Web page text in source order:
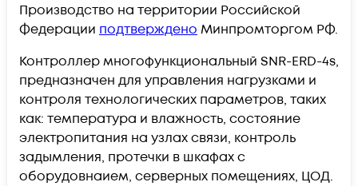
Производство на территории Российской
Федерации подтверждено Минпромторгом РФ.
Контроллер многофункциональный SNR-ERD-4s,
предназначен для управления нагрузками и
контроля технологических параметров, таких
как: температура и влажность, состояние
электропитания на узлах связи, контроль
задымления, протечки в шкафах с
оборудовнаием, серверных помещениях, ЦОД.